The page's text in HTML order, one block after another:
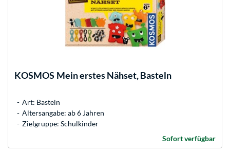
KOSMOS Mein erstes Nähset, Basteln
Art: Basteln
Altersangabe: ab 6 Jahren
Zielgruppe: Schulkinder
Sofort verfügbar